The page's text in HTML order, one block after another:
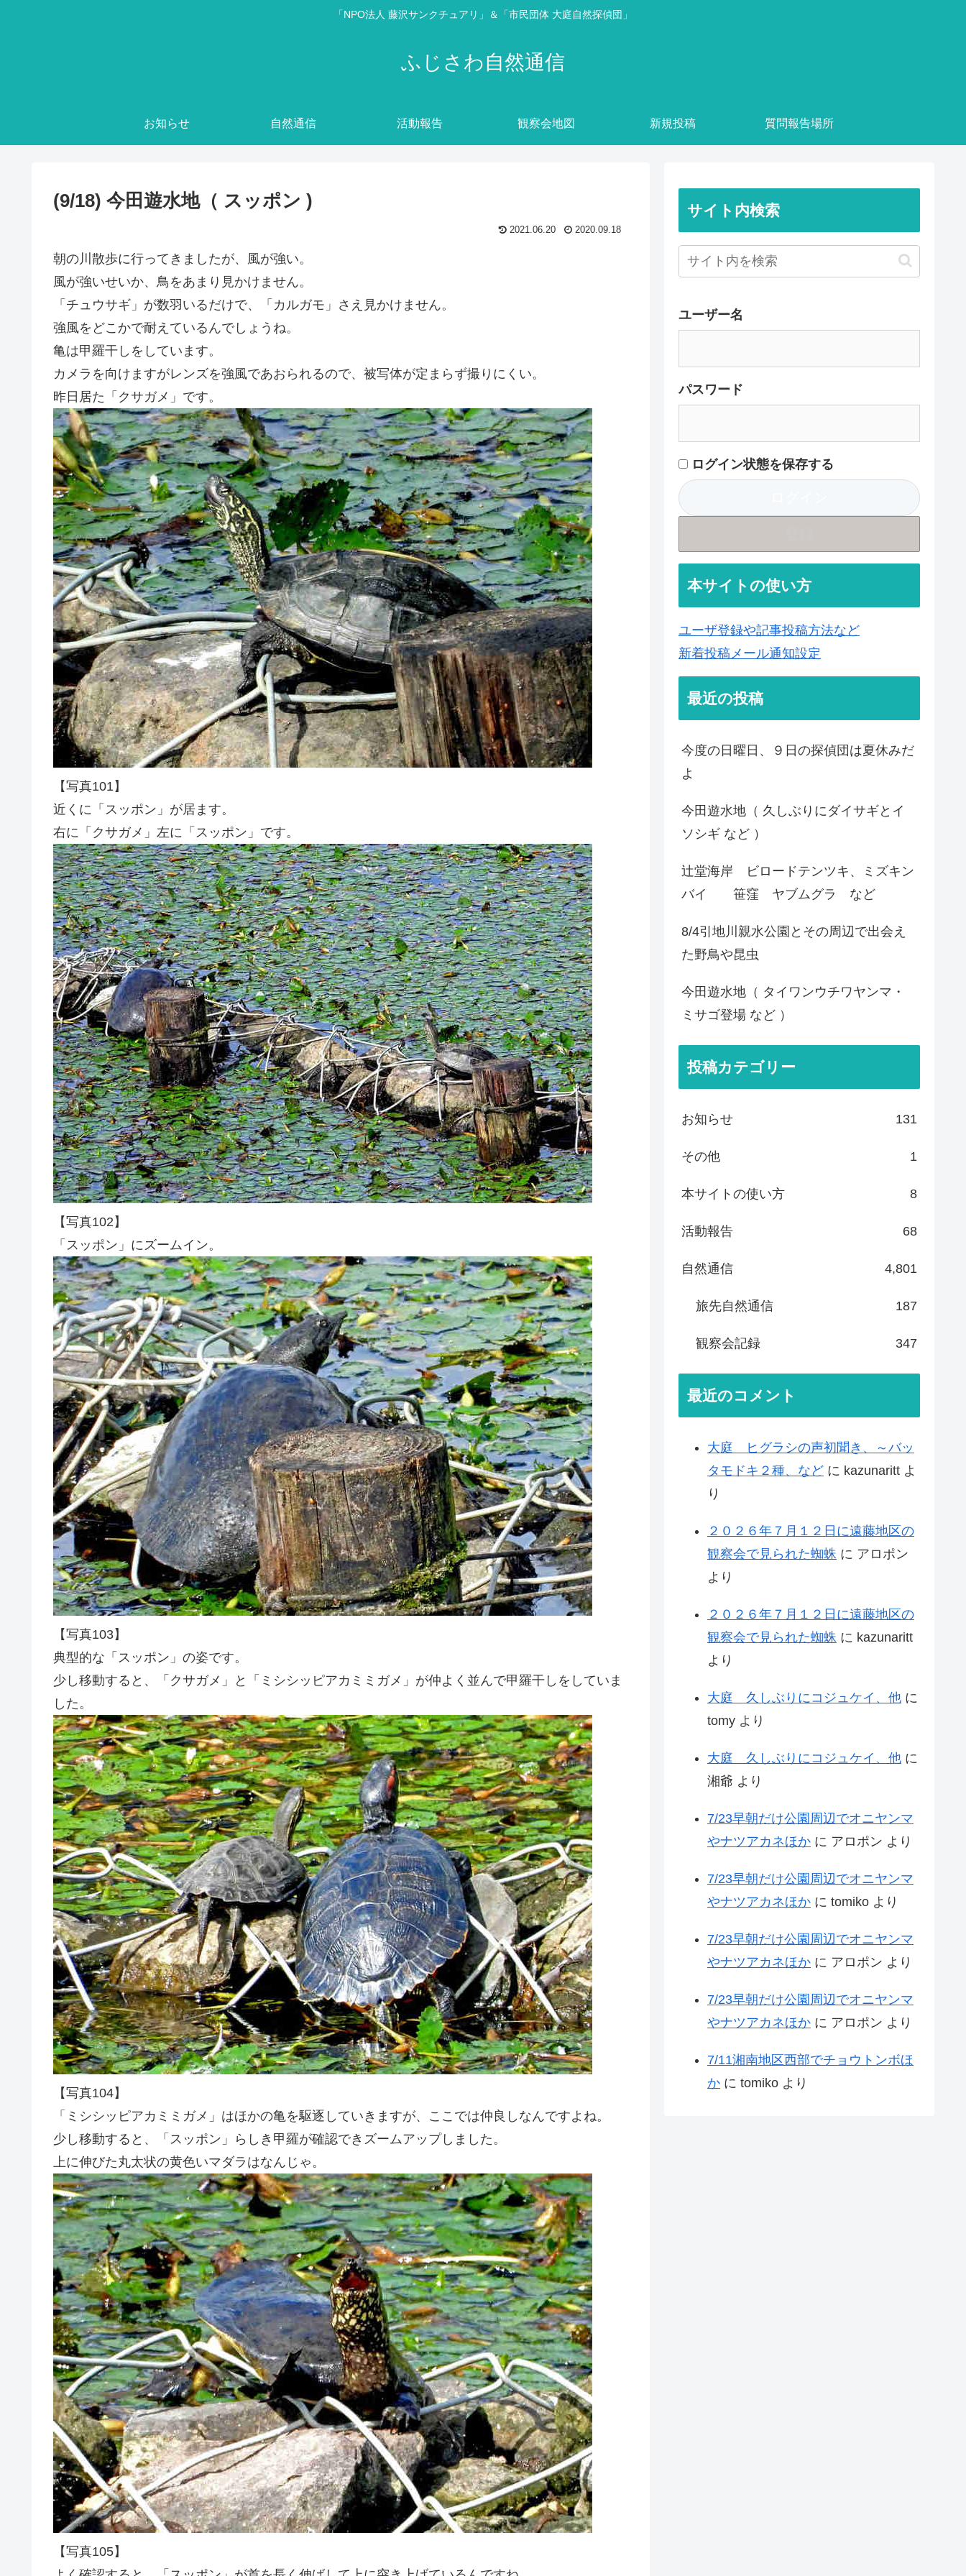
「NPO法人 藤沢サンクチュアリ」＆「市民団体 大庭自然探偵団」
ふじさわ自然通信
お知らせ 自然通信 活動報告 観察会地図 新規投稿 質問報告場所
(9/18) 今田遊水地（ スッポン )
2021.06.20 2020.09.18
朝の川散歩に行ってきましたが、風が強い。
風が強いせいか、鳥をあまり見かけません。
「チュウサギ」が数羽いるだけで、「カルガモ」さえ見かけません。
強風をどこかで耐えているんでしょうね。
亀は甲羅干しをしています。
カメラを向けますがレンズを強風であおられるので、被写体が定まらず撮りにくい。
昨日居た「クサガメ」です。
【写真101】
近くに「スッポン」が居ます。
右に「クサガメ」左に「スッポン」です。
【写真102】
「スッポン」にズームイン。
【写真103】
典型的な「スッポン」の姿です。
少し移動すると、「クサガメ」と「ミシシッピアカミミガメ」が仲よく並んで甲羅干しをしていま
した。
【写真104】
「ミシシッピアカミミガメ」はほかの亀を駆逐していきますが、ここでは仲良しなんですよね。
少し移動すると、「スッポン」らしき甲羅が確認できズームアップしました。
上に伸びた丸太状の黄色いマダラはなんじゃ。
【写真105】
サイト内検索
ユーザー名
パスワード
ログイン状態を保存する
本サイトの使い方
ユーザ登録や記事投稿方法など
新着投稿メール通知設定
最近の投稿
今度の日曜日、９日の探偵団は夏休みだ
よ
今田遊水地（ 久しぶりにダイサギとイ
ソシギ など ）
辻堂海岸 ビロードテンツキ、ミズキン
バイ 笹窪 ヤブムグラ など
8/4引地川親水公園とその周辺で出会え
た野鳥や昆虫
今田遊水地（ タイワンウチワヤンマ・
ミサゴ登場 など ）
投稿カテゴリー
お知らせ 131
その他 1
本サイトの使い方 8
活動報告 68
自然通信 4,801
旅先自然通信 187
観察会記録 347
最近のコメント
大庭 ヒグラシの声初聞き、～バッ
タモドキ２種、など に kazunaritt よ
り
２０２６年７月１２日に遠藤地区の
観察会で見られた蜘蛛 に アロポン
より
２０２６年７月１２日に遠藤地区の
観察会で見られた蜘蛛 に kazunaritt
より
大庭 久しぶりにコジュケイ、他 に
tomy より
大庭 久しぶりにコジュケイ、他 に
湘爺 より
7/23早朝だけ公園周辺でオニヤンマ
やナツアカネほか に アロポン より
7/23早朝だけ公園周辺でオニヤンマ
やナツアカネほか に tomiko より
7/23早朝だけ公園周辺でオニヤンマ
やナツアカネほか に アロポン より
7/23早朝だけ公園周辺でオニヤンマ
やナツアカネほか に アロポン より
7/11湘南地区西部でチョウトンボほ
か に tomiko より